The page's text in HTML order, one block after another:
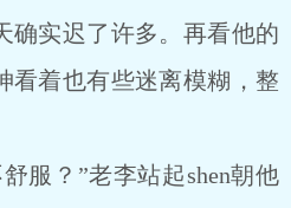
确实迟了许多。再看他的
看着也有些迷离模糊，整
？”老李站起shen朝他